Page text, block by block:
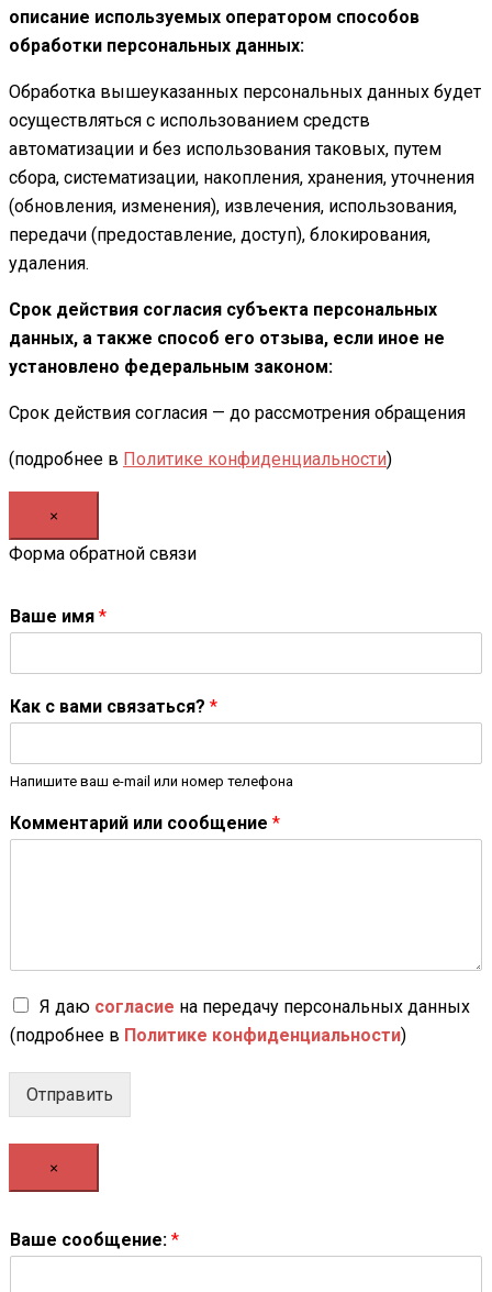
описание используемых оператором способов
обработки персональных данных:
Обработка вышеуказанных персональных данных будет
осуществляться с использованием средств
автоматизации и без использования таковых, путем
сбора, систематизации, накопления, хранения, уточнения
(обновления, изменения), извлечения, использования,
передачи (предоставление, доступ), блокирования,
удаления.
Срок действия согласия субъекта персональных
данных, а также способ его отзыва, если иное не
установлено федеральным законом:
Срок действия согласия — до рассмотрения обращения
(подробнее в Политике конфиденциальности)
×
Форма обратной связи
Ваше имя *
Как с вами связаться? *
Напишите ваш e-mail или номер телефона
Комментарий или сообщение *
Я даю согласие на передачу персональных данных
(подробнее в Политике конфиденциальности)
Отправить
×
с
о
Ваше сообщение: *